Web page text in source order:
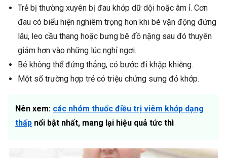
Trẻ bị thường xuyên bị đau khớp dữ dội hoặc âm ỉ. Cơn
đau có biểu hiện nghiêm trọng hơn khi bé vận động đứng
lâu, leo cầu thang hoặc bưng bê đồ nặng sau đó thuyên
giảm hơn vào những lúc nghỉ ngơi.
Bé không thể đứng thẳng, có bước đi khập khiễng.
Một số trường hợp trẻ có triệu chứng sưng đỏ khớp.
Nên xem: các nhóm thuốc điều trị viêm khớp dạng
thấp nổi bật nhất, mang lại hiệu quả tức thì